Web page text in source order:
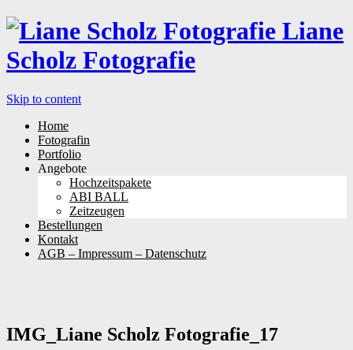
Liane
Scholz Fotografie
Skip to content
Home
Fotografin
Portfolio
Angebote
Hochzeitspakete
ABI BALL
Zeitzeugen
Bestellungen
Kontakt
AGB – Impressum – Datenschutz
IMG_Liane Scholz Fotografie_17